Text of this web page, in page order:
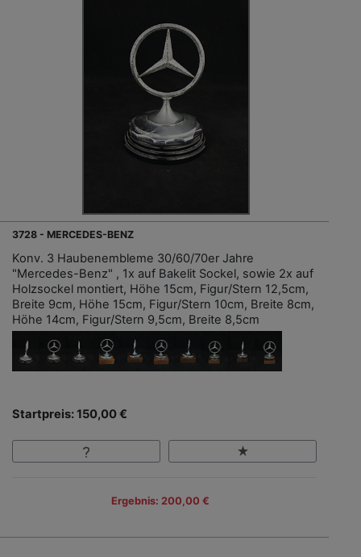
3728 - MERCEDES-BENZ
Konv. 3 Haubenembleme 30/60/70er Jahre
"Mercedes-Benz" , 1x auf Bakelit Sockel, sowie 2x auf
Holzsockel montiert, Höhe 15cm, Figur/Stern 12,5cm,
Breite 9cm, Höhe 15cm, Figur/Stern 10cm, Breite 8cm,
Höhe 14cm, Figur/Stern 9,5cm, Breite 8,5cm
Startpreis: 150,00 €
Ergebnis: 200,00 €